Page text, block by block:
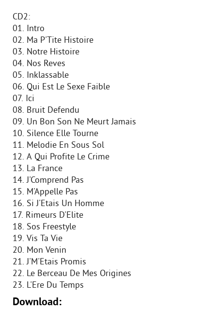
CD2:
01. Intro
02. Ma P'Tite Histoire
03. Notre Histoire
04. Nos Reves
05. Inklassable
06. Qui Est Le Sexe Faible
07. Ici
08. Bruit Defendu
09. Un Bon Son Ne Meurt Jamais
10. Silence Elle Tourne
11. Melodie En Sous Sol
12. A Qui Profite Le Crime
13. La France
14. J'Comprend Pas
15. M'Appelle Pas
16. Si J'Etais Un Homme
17. Rimeurs D'Elite
18. Sos Freestyle
19. Vis Ta Vie
20. Mon Venin
21. J'M'Etais Promis
22. Le Berceau De Mes Origines
23. L'Ere Du Temps
Download: